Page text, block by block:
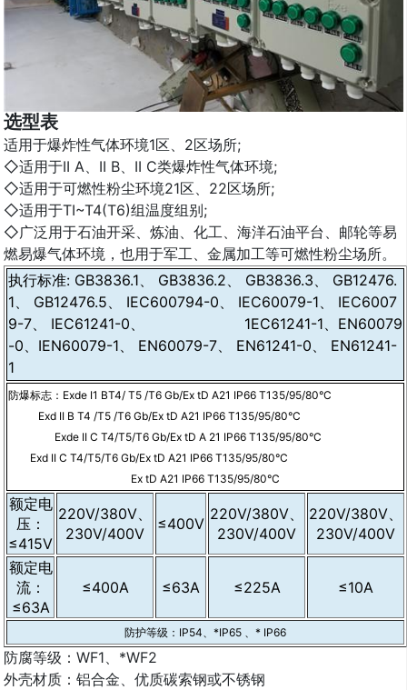
选型表
适用于爆炸性气体环境1区、2区场所;
◇适用于II A、II B、II C类爆炸性气体环境;
◇适用于可燃性粉尘环境21区、22区场所;
◇适用于TI~T4(T6)组温度组别;
◇广泛用于石油开采、炼油、化工、海洋石油平台、邮轮等易
燃易爆气体环境，也用于军工、金属加工等可燃性粉尘场所。
执行标准: GB3836.1、 GB3836.2、 GB3836.3、 GB12476.
1、 GB12476.5、 IEC600794-0、 IEC60079-1、 IEC6007
9-7、 IEC61241-0、 1EC61241-1、EN60079
-0、IEN60079-1、 EN60079-7、 EN61241-0、 EN61241-
1
防爆标志：Exde I1 BT4/ T5 /T6 Gb/Ex tD A21 IP66 T135/95/80°C
Exd II B T4 /T5 /T6 Gb/Ex tD A21 IP66 T135/95/80°C
Exde II C T4/T5/T6 Gb/Ex tD A 21 IP66 T135/95/80°C
Exd II C T4/T5/T6 Gb/Ex tD A21 IP66 T135/95/80°C
Ex tD A21 IP66 T135/95/80°C
额定电
压：
≤415V
220V/380V、
230V/400V
≤400V
220V/380V、
230V/400V
220V/380V、
230V/400V
额定电
流：
≤63A
≤400A ≤63A ≤225A ≤10A
防护等级：IP54、*IP65 、* IP66
防腐等级：WF1、*WF2
外壳材质：铝合金、优质碳索钢或不锈钢